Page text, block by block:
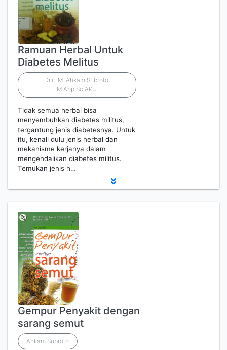
Ramuan Herbal Untuk
Diabetes Melitus
Dr.ir. M. Ahkam Subroto,
M.App.Sc,APU
Tidak semua herbal bisa
menyembuhkan diabetes militus,
tergantung jenis diabetesnya. Untuk
itu, kenali dulu jenis herbal dan
mekanisme kerjanya dalam
mengendalikan diabetes militus.
Temukan jenis h…
Gempur Penyakit dengan
sarang semut
Ahkam Subroto